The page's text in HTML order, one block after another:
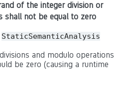
of the integer division or
shall not be equal to zero
StaticSemanticAnalysis
and modulo operations
be zero (causing a runtime